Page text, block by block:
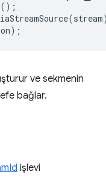
();
(stream
);
ve sekmenin
bağlar.
işlevi